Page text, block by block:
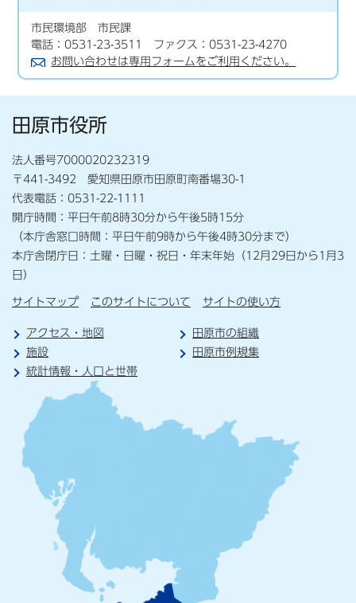
市民環境部 市民課
電話：0531-23-3511 ファクス：0531-23-4270
お問い合わせは専用フォームをご利用ください。
田原市役所
法人番号7000020232319
〒441-3492 愛知県田原市田原町南番場30-1
代表電話：0531-22-1111
開庁時間：平日午前8時30分から午後5時15分
（本庁舎窓口時間：平日午前9時から午後4時30分まで）
本庁舎閉庁日：土曜・日曜・祝日・年末年始（12月29日から1月3
日）
サイトマップ このサイトについて サイトの使い方
アクセス・地図
田原市の組織
施設
田原市例規集
統計情報・人口と世帯